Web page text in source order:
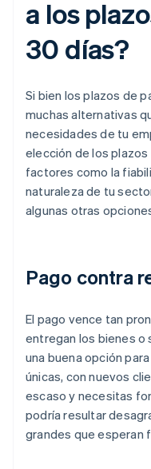
a los
30 días?
Si bien los plazos de
muchas alternativas
necesidades de tu
elección de los
factores como la
naturaleza de tu
algunas otras
Pago contra
El pago vence tan
entregan los bienes o
una buena opción
únicas, con nuevos
escaso y necesitas
podría resultar
grandes que esperan